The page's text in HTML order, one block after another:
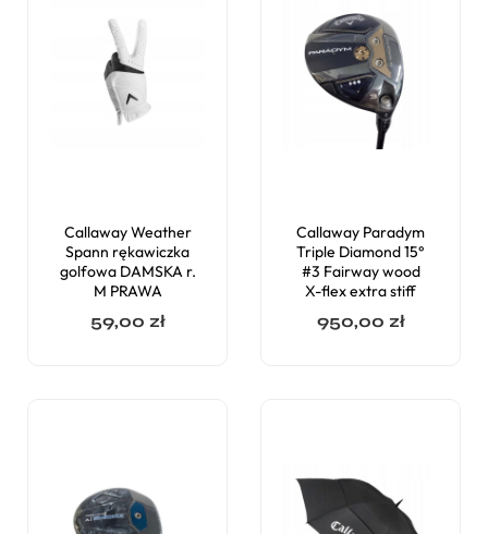
Callaway Weather
Spann rękawiczka
golfowa DAMSKA r.
M PRAWA
59,00 zł
Callaway Paradym
Triple Diamond 15°
#3 Fairway wood
X-flex extra stiff
950,00 zł